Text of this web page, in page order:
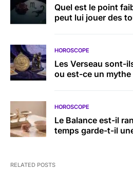
Quel est le point
peut lui jouer des
HOROSCOPE
Les Verseau sont-
ou est-ce un
HOROSCOPE
Le Balance est-il
temps garde-t-il
RELATED POSTS